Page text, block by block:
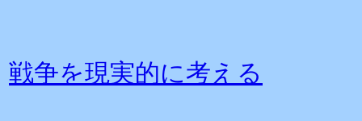
戦争を現実的に考える